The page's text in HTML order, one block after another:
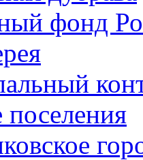
фонд
поселения